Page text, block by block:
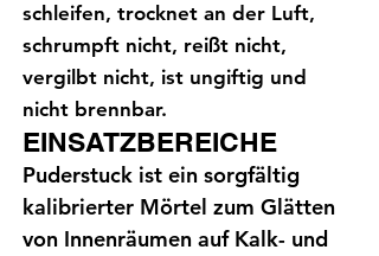
schleifen, trocknet an der Luft,
schrumpft nicht, reißt nicht,
vergilbt nicht, ist ungiftig und
nicht brennbar.
EINSATZBEREICHE
Puderstuck ist ein sorgfältig
kalibrierter Mörtel zum Glätten
von Innenräumen auf Kalk- und